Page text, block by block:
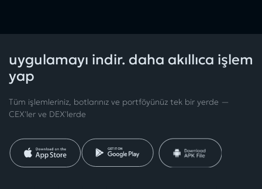
uygulamayı indir. daha akıllıca işlem
yap
Tüm işlemleriniz, botlarınız ve portföyünüz tek bir yerde —
CEX'ler ve DEX'lerde